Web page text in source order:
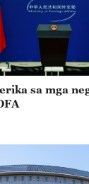
sa mga